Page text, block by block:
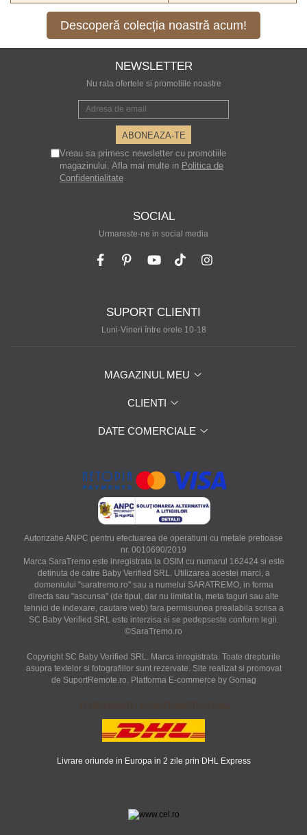
Descoperă colecția noastră acum!
NEWSLETTER
Nu rata ofertele si promotiile noastre
Vreau sa primesc newsletter cu promotiile
magazinului. Afla mai multe in Politica de
Confidentialitate
SOCIAL
Urmareste-ne in social media
SUPORT CLIENTI
Luni-Vineri între orele 10-18
MAGAZINUL MEU
CLIENTI
DATE COMERCIALE
Autorizatie ANPC pentru efectuarea de operatiuni cu metale pretioase
nr. 0010690/2019
Marca SaraTremo este inregistrata la OSIM cu numarul 162424 si este
detinuta de catre Baby Verified SRL. Utilizarea acestei marci, a
domeniului "saratremo.ro" sau a numelui SARATREMO, in forma
directa sau "ascunsa" (de tipul, dar nu limitat la, meta taguri sau alte
tehnici de indexare, cautare web) fara permisiunea prealabila scrisa a
SC Baby Verified SRL este interzisa si se pedepseste conform legii.
©SaraTremo.ro
Copyright SC Baby Verified SRL. Marca inregistrata. Toate drepturile
asupra textelor si fotografiilor sunt rezervate. Site realizat si promovat
de SuportRemote.ro. Platforma E-commerce by Gomag
4749819f0d917dc5db71edd975e97bba
Livrare oriunde in Europa in 2 zile prin DHL Express